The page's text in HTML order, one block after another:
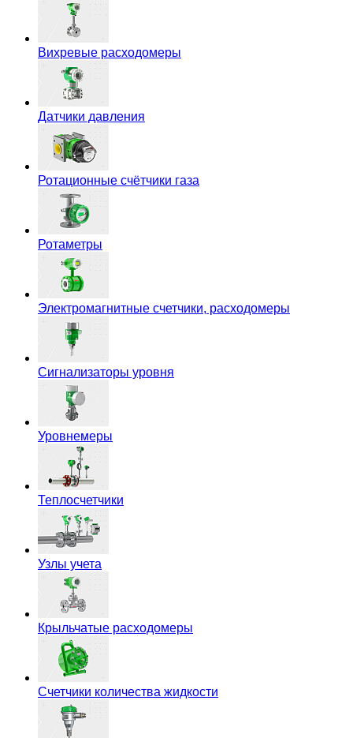
Вихревые расходомеры
Датчики давления
Ротационные счётчики газа
Ротаметры
Электромагнитные счетчики, расходомеры
Сигнализаторы уровня
Уровнемеры
Теплосчетчики
Узлы учета
Крыльчатые расходомеры
Счетчики количества жидкости